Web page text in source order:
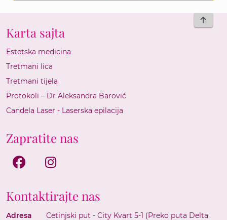
Karta sajta
Estetska medicina
Tretmani lica
Tretmani tijela
Protokoli – Dr Aleksandra Barović
Candela Laser - Laserska epilacija
Zapratite nas
Facebook
Instagram
Kontaktirajte nas
Adresa Cetinjski put - City Kvart 5-1 (Preko puta Delta
To top